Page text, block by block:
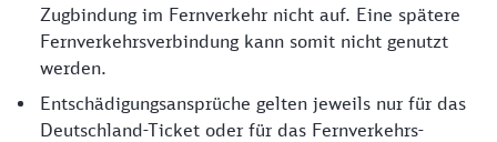
Zugbindung im Fernverkehr nicht auf. Eine spätere
Fernverkehrsverbindung kann somit nicht genutzt
werden.
Entschädigungsansprüche gelten jeweils nur für das
Deutschland-Ticket oder für das Fernverkehrs-